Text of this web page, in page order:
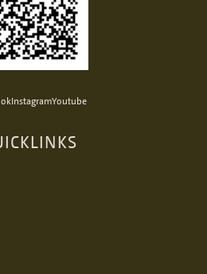
InstagramYoutube